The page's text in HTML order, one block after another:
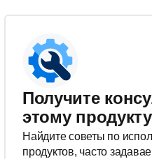
Получите
этому продукту
Найдите советы по
продуктов, часто